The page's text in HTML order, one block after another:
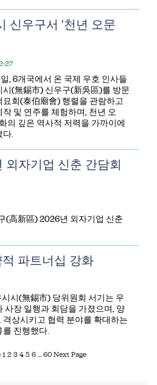
신우구서 '천년 오문
27
, 6개국에서 온 국제 우호 인사들
시(無錫市) 신우구(新吳區)를 방문
묘회(泰伯廟會) 행렬을 관람하고
작 및 연주를 체험하며, 천년 오
의 깊은 역사적 저력을 가까이에
다.
외자기업 신춘 간담회
(高新區) 2026년 외자기업 신춘
파트너십 강화
시(無錫市) 당위원회 서기는 우
사장 일행과 회담을 가졌으며, 양
상시키고 협력 분야를 확대하는
를 진행했다.
1 2 3 4 5 6 ... 60 Next Page